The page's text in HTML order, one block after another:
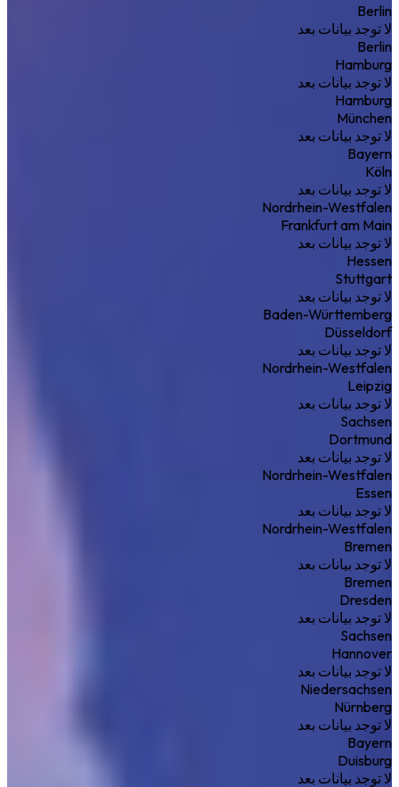
Berlin
لا توجد بيانات بعد
Berlin
Hamburg
لا توجد بيانات بعد
Hamburg
München
لا توجد بيانات بعد
Bayern
Köln
لا توجد بيانات بعد
Nordrhein-Westfalen
Frankfurt am Main
لا توجد بيانات بعد
Hessen
Stuttgart
لا توجد بيانات بعد
Baden-Württemberg
Düsseldorf
لا توجد بيانات بعد
Nordrhein-Westfalen
Leipzig
لا توجد بيانات بعد
Sachsen
Dortmund
لا توجد بيانات بعد
Nordrhein-Westfalen
Essen
لا توجد بيانات بعد
Nordrhein-Westfalen
Bremen
لا توجد بيانات بعد
Bremen
Dresden
لا توجد بيانات بعد
Sachsen
Hannover
لا توجد بيانات بعد
Niedersachsen
Nürnberg
لا توجد بيانات بعد
Bayern
Duisburg
لا توجد بيانات بعد